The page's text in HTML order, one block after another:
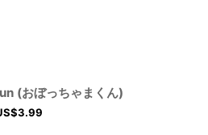
(おぼっちゃまくん)
3.99